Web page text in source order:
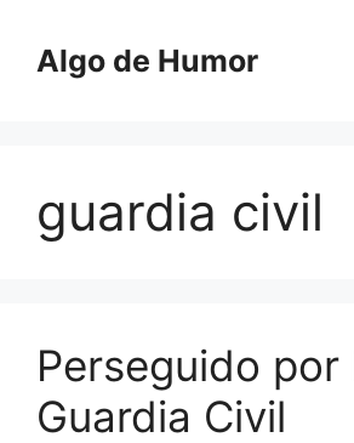
contenido
Algo de Humor
guardia civil
Perseguido por
Guardia Civil